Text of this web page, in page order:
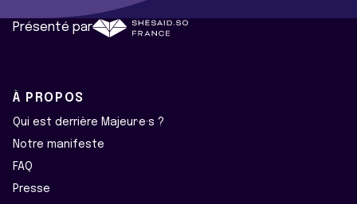
Présenté par
À PROPOS
Qui est derrière Majeur·e·s ?
Notre manifeste
FAQ
Presse